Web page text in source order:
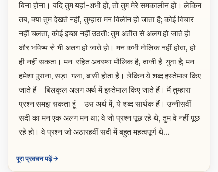
बिना होना। यदि तुम यहां-अभी हो, तो तुम मेरे समकालीन हो। लेकिन
तब, क्या तुम देखते नहीं, तुम्हारा मन विलीन हो जाता है; कोई विचार
नहीं चलता, कोई इच्छा नहीं उठती: तुम अतीत से अलग हो जाते हो
और भविष्य से भी अलग हो जाते हो। मन कभी मौलिक नहीं होता, हो
ही नहीं सकता। मन-रहित अवस्था मौलिक है, ताजी है, युवा है; मन
हमेशा पुराना, सड़ा-गला, बासी होता है। लेकिन ये शब्द इस्तेमाल किए
जाते हैं—बिलकुल अलग अर्थ में इस्तेमाल किए जाते हैं। मैं तुम्हारा
प्रश्न समझ सकता हूं—उस अर्थ में, ये शब्द सार्थक हैं। उन्नीसवीं
सदी का मन एक अलग मन था; वे जो प्रश्न पूछ रहे थे, तुम वे नहीं पूछ
रहे हो। वे प्रश्न जो अठारहवीं सदी में बहुत महत्वपूर्ण थे…
पूरा प्रवचन पढ़ें